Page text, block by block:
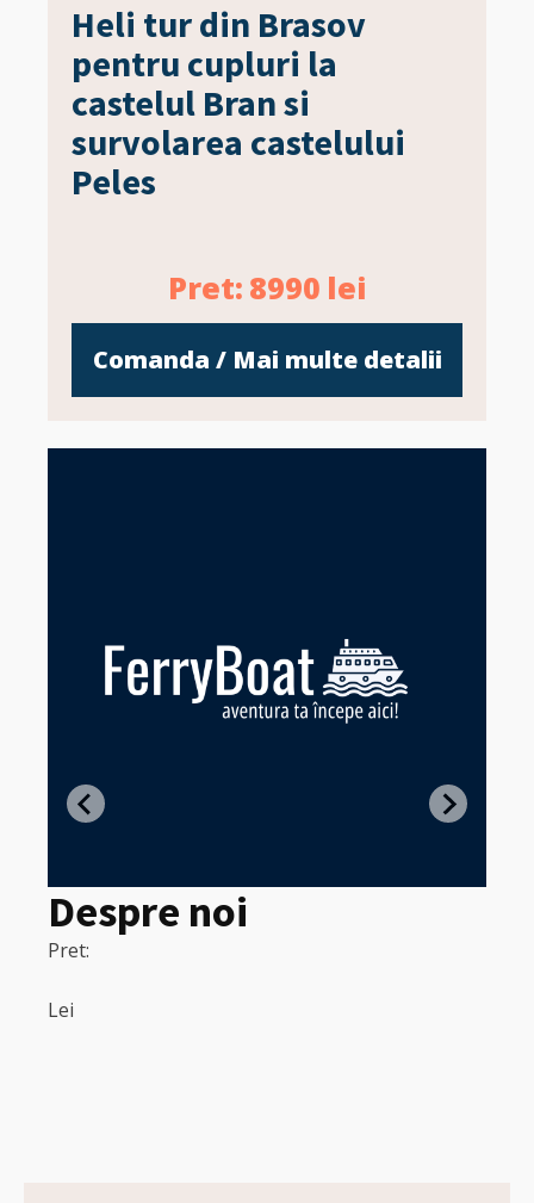
Heli tur din Brasov
pentru cupluri la
castelul Bran si
survolarea castelului
Peles
Pret: 8990 lei
Comanda / Mai multe detalii
Despre noi
Pret:
Lei